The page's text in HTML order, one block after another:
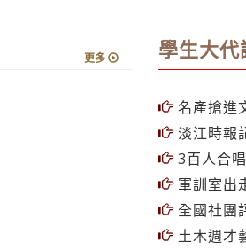
更多 學生大代
名產搶進
淡江時報
3百人合
軍訓室出
全國社團
土木週才